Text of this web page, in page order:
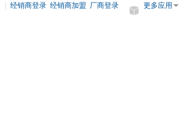
更多应用
经销商登录 经销商加盟 厂商登录